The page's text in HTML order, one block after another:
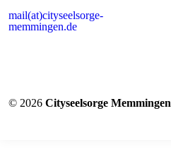
mail(at)cityseelsorge-
memmingen.de
© 2026 Cityseelsorge Memmingen